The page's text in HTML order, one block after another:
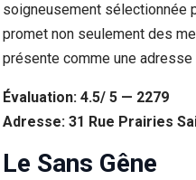
soigneusement sélectionnée
promet non seulement des
présente comme une adresse
Évaluation: 4.5/ 5 — 2279
Adresse: 31 Rue Prairies
Le Sans Gêne